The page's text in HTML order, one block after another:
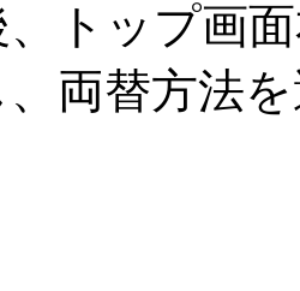
、トップ画
両替方法